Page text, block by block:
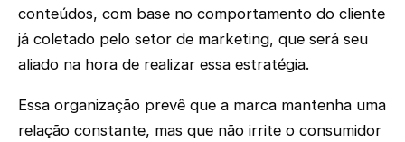
conteúdos, com base no comportamento do cliente
já coletado pelo setor de marketing, que será seu
aliado na hora de realizar essa estratégia.
Essa organização prevê que a marca mantenha uma
relação constante, mas que não irrite o consumidor